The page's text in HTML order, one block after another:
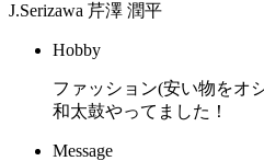
J.Serizawa 芹澤 潤平
Hobby
ファッション(安い物をオ
和太鼓やってました！
Message